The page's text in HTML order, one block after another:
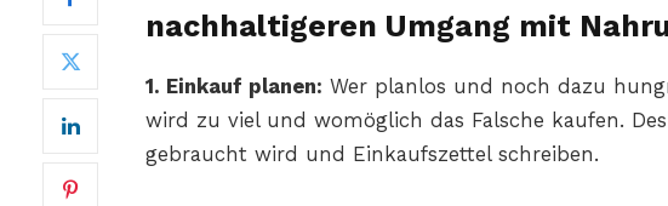
nachhaltigeren Umgang mit
1. Einkauf planen: Wer planlos und noch dazu
wird zu viel und womöglich das Falsche kaufen.
gebraucht wird und Einkaufszettel schreiben.